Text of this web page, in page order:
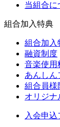
当組合に
組合加入特典
組合加入
融資制度
音楽使用
あんしん
組合員様
オリジナ
入会申込